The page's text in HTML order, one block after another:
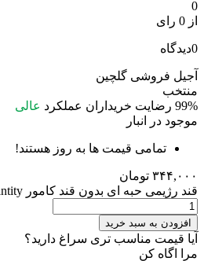
0
از 0 رای
0دیدگاه
آجیل فروشی گلچین
منتخب
99% رضایت خریداران عملکرد عالی
موجود در انبار
تمامی قیمت ها به روز هستند!
۳۴۴,۰۰۰ تومان
قند رژیمی حبه ای بدون قند کامور quantity
افزودن به سبد خرید
آیا قیمت مناسب تری سراغ دارید؟
مرا اگاه کن